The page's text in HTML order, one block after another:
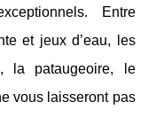
Entre
et jeux d’eau, les
la pataugeoire, le
vous laisseront pas